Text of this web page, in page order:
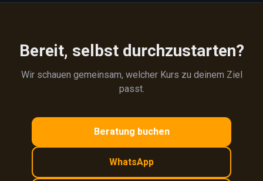
Bereit, selbst durchzustarten?
Wir schauen gemeinsam, welcher Kurs zu deinem Ziel
passt.
Beratung buchen
WhatsApp